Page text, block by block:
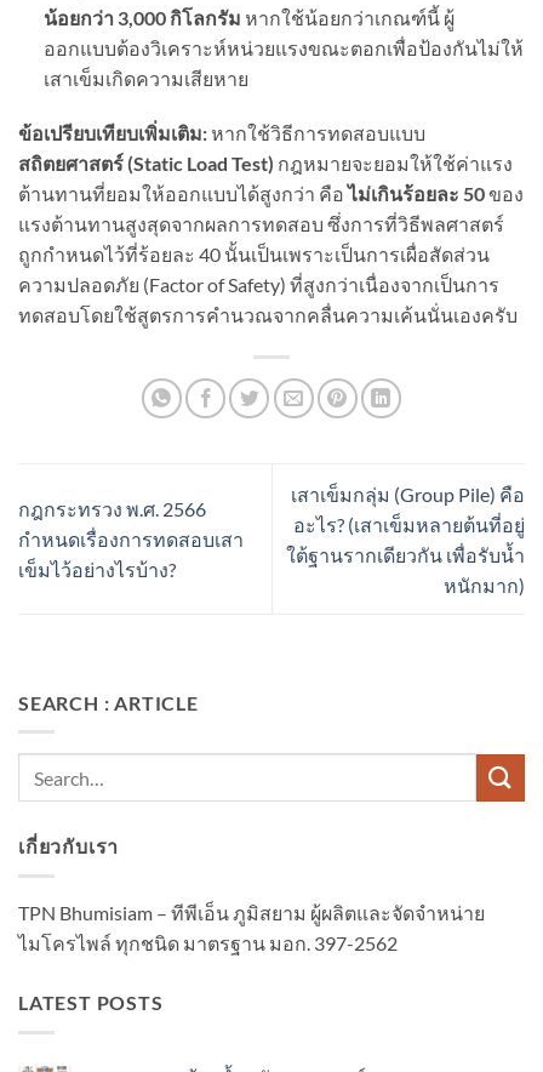
น้อยกว่า 3,000 กิโลกรัม หากใช้น้อยกว่าเกณฑ์นี้ ผู้
ออกแบบต้องวิเคราะห์หน่วยแรงขณะตอกเพื่อป้องกันไม่ให้
เสาเข็มเกิดความเสียหาย
ข้อเปรียบเทียบเพิ่มเติม:หากใช้วิธีการทดสอบแบบ
สถิตยศาสตร์ (Static Load Test) กฎหมายจะยอมให้ใช้ค่าแรง
ต้านทานที่ยอมให้ออกแบบได้สูงกว่า คือไม่เกินร้อยละ 50ของ
แรงต้านทานสูงสุดจากผลการทดสอบ ซึ่งการที่วิธีพลศาสตร์
ถูกกำหนดไว้ที่ร้อยละ 40 นั้นเป็นเพราะเป็นการเผื่อสัดส่วน
ความปลอดภัย (Factor of Safety) ที่สูงกว่าเนื่องจากเป็นการ
ทดสอบโดยใช้สูตรการคำนวณจากคลื่นความเค้นนั่นเองครับ
กฎกระทรวง พ.ศ. 2566
กำหนดเรื่องการทดสอบเสา
เข็มไว้อย่างไรบ้าง?
เสาเข็มกลุ่ม (Group Pile) คือ
อะไร? (เสาเข็มหลายต้นที่อยู่
ใต้ฐานรากเดียวกัน เพื่อรับน้ำ
หนักมาก)
SEARCH : ARTICLE
เกี่ยวกับเรา
TPN Bhumisiam – ทีพีเอ็น ภูมิสยาม ผู้ผลิตและจัดจำหน่าย
ไมโครไพล์ ทุกชนิด มาตรฐาน มอก. 397-2562
LATEST POSTS